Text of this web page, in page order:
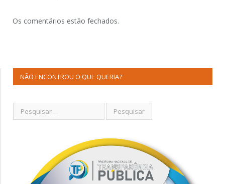
Os comentários estão fechados.
NÃO ENCONTROU O QUE QUERIA?